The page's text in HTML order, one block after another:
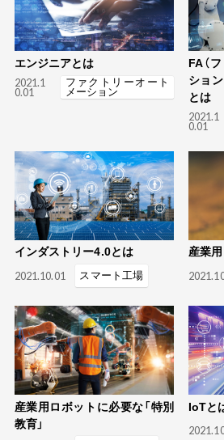
エンジニアとは
2021.1
0.01
ファクトリーオート
メーション
FA（
ショ
とは
2021.1
0.01
インダストリー4.0とは
2021.10.01
スマート工場
産業
産業用ロボットに必要な「特別
教育」
IoTと